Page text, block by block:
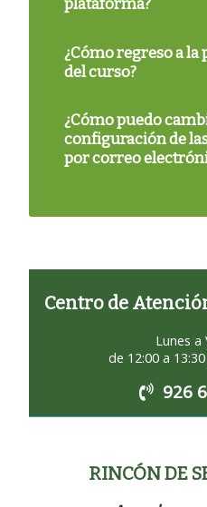
plataforma?
¿Cómo regreso a
del curso?
¿Cómo puedo
configuración de
por correo
Centro de
Lunes a
de 12:00 a
926
RINCÓN DE